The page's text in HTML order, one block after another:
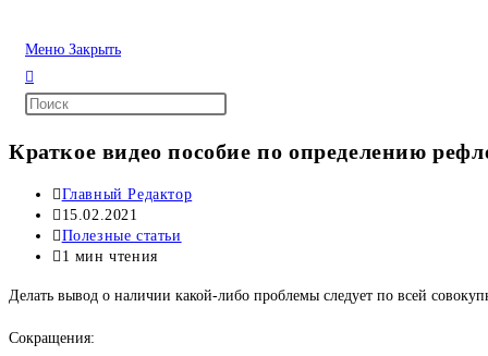
содержимому
Меню Закрыть
Краткое видео пособие по определению
Автор
записи:
Главный Редактор
Запись
опубликована:
15.02.2021
Рубрика
записи:
Полезные статьи
Время
1 мин чтения
Делать вывод о наличии какой-либо проблемы следует по всей
Сокращения: